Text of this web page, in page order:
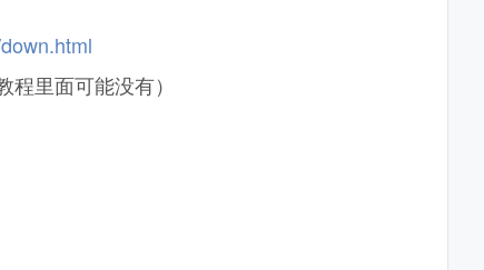
里面可能没有）